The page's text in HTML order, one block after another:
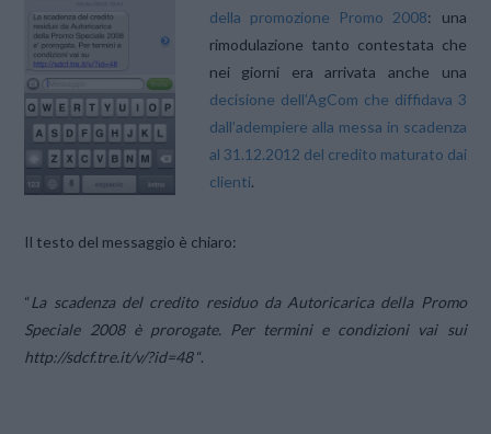
della promozione Promo 2008: una
rimodulazione tanto contestata che
nei giorni era arrivata anche una
decisione dell’AgCom che diffidava 3
dall’adempiere alla messa in scadenza
al 31.12.2012 del credito maturato dai
clienti.
Il testo del messaggio è chiaro:
“La scadenza del credito residuo da Autoricarica della Promo
Speciale 2008 è prorogate. Per termini e condizioni vai sui
http://sdcf.tre.it/v/?id=48“.